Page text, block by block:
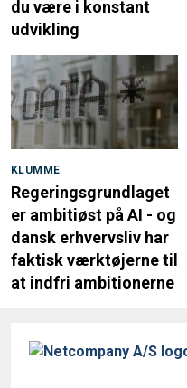
du være i konstant
udvikling
KLUMME
Regeringsgrundlaget
er ambitiøst på AI - og
dansk erhvervsliv har
faktisk værktøjerne til
at indfri ambitionerne